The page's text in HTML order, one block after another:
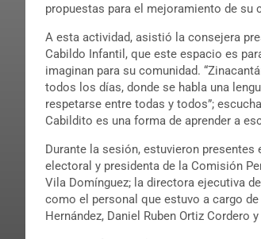
propuestas para el mejoramiento de su
A esta actividad, asistió la consejera
Cabildo Infantil, que este espacio es
imaginan para su comunidad.
todos los días, donde se habla una
respetarse entre todas y todos”;
Cabildito es una forma de aprender a
Durante la sesión, estuvieron
electoral y presidenta de la Comisión
Vila Domínguez; la directora ejecutiva
como el personal que estuvo a cargo
Hernández, Daniel Ruben Ortiz Cordero